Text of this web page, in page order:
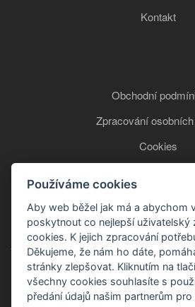
Kontakt
Obchodní
Zpracování
Cookies
+420
Používáme cookies
Aby web běžel jak má a abychom
poskytnout co nejlepší uživatelský
cookies. K jejich zpracování
Děkujeme, že nám ho dáte,
stránky zlepšovat. Kliknutím na
všechny cookies souhlasíte s
předání údajů našim partnerům